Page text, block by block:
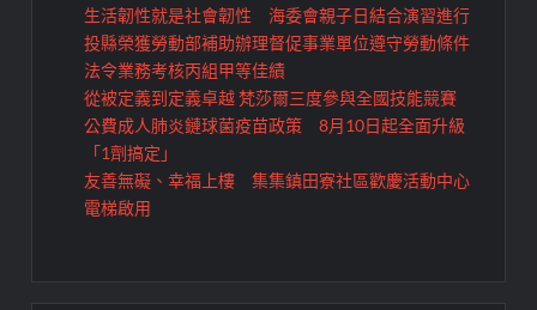
生活韌性就是社會韌性 海委會親子日結合演習進行
投縣榮獲勞動部補助辦理督促事業單位遵守勞動條件
法令業務考核丙組甲等佳績
從被定義到定義卓越 梵莎爾三度參與全國技能競賽
公費成人肺炎鏈球菌疫苗政策 8月10日起全面升級
「1劑搞定」
友善無礙、幸福上樓 集集鎮田寮社區歡慶活動中心
電梯啟用